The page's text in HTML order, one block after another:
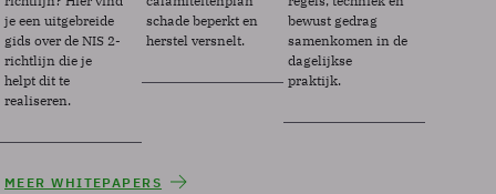
je een uitgebreide
gids over de NIS 2-
richtlijn die je
helpt dit te
realiseren.
schade beperkt en
herstel versnelt.
bewust gedrag
samenkomen in de
dagelijkse
praktijk.
MEER WHITEPAPERS